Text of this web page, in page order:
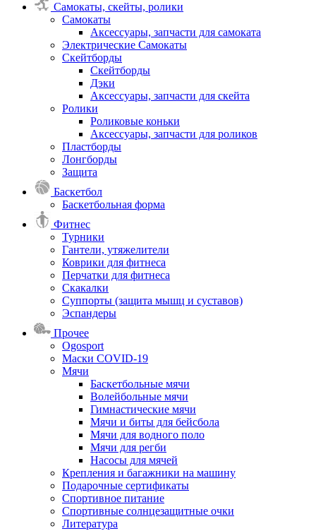
Самокаты, скейты, ролики
Самокаты
Аксессуары, запчасти для самоката
Электрические Самокаты
Скейтборды
Скейтборды
Дэки
Аксессуары, запчасти для скейта
Ролики
Роликовые коньки
Аксессуары, запчасти для роликов
Пластборды
Лонгборды
Защита
Баскетбол
Баскетбольная форма
Фитнес
Турники
Гантели, утяжелители
Коврики для фитнеса
Перчатки для фитнеса
Скакалки
Суппорты (защита мышц и суставов)
Эспандеры
Прочее
Ogosport
Маски COVID-19
Мячи
Баскетбольные мячи
Волейбольные мячи
Гимнастические мячи
Мячи и биты для бейсбола
Мячи для водного поло
Мячи для регби
Насосы для мячей
Крепления и багажники на машину
Подарочные сертификаты
Спортивное питание
Спортивные солнцезащитные очки
Литература